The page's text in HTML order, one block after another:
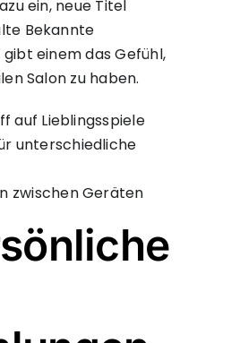
ein, neue Titel
Bekannte
einem das Gefühl,
Salon zu haben.
auf Lieblingsspiele
unterschiedliche
zwischen Geräten